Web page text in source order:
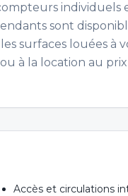
individuels
sont
surfaces louées à
à la location au
Accès et circulations